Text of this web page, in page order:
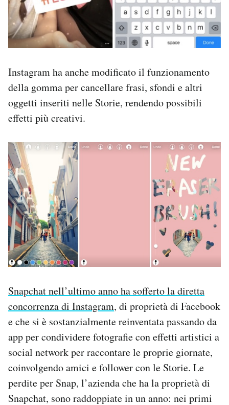
Instagram ha anche modificato il funzionamento
della gomma per cancellare frasi, sfondi e altri
oggetti inseriti nelle Storie, rendendo possibili
effetti più creativi.
Snapchat nell’ultimo anno ha sofferto la diretta
concorrenza di Instagram, di proprietà di Facebook
e che si è sostanzialmente reinventata passando da
app per condividere fotografie con effetti artistici a
social network per raccontare le proprie giornate,
coinvolgendo amici e follower con le Storie. Le
perdite per Snap, l’azienda che ha la proprietà di
Snapchat, sono raddoppiate in un anno: nei primi